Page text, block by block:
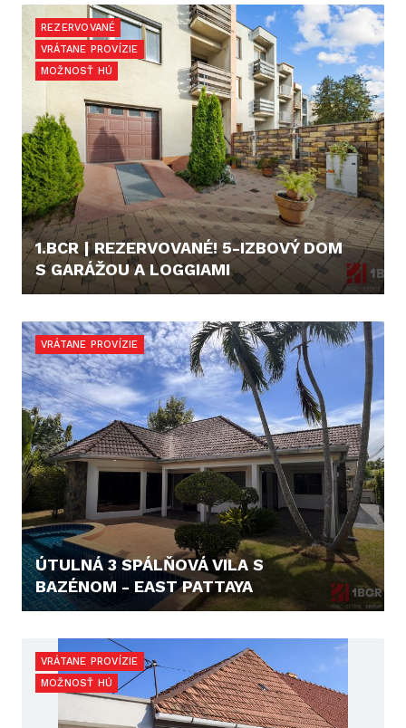
REZERVOVANÉ
VRÁTANE PROVÍZIE
MOŽNOSŤ HÚ
1.BCR | REZERVOVANÉ! 5-IZBOVÝ DOM
S GARÁŽOU A LOGGIAMI
VRÁTANE PROVÍZIE
ÚTULNÁ 3 SPÁLŇOVÁ VILA S
BAZÉNOM - EAST PATTAYA
VRÁTANE PROVÍZIE
MOŽNOSŤ HÚ